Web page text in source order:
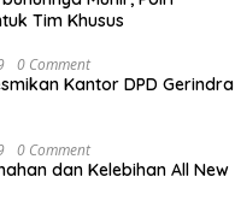
Tim Khusus
0 Comment
Kantor DPD Gerindra
0 Comment
dan Kelebihan All New